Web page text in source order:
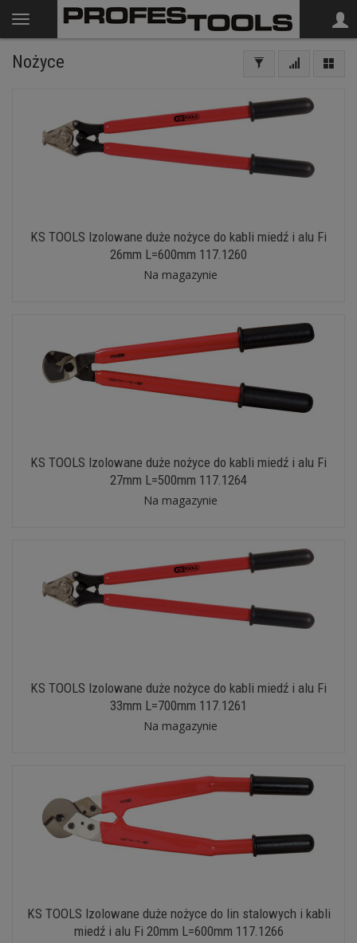
Nożyce
KS TOOLS Izolowane duże nożyce do kabli miedź i alu Fi
26mm L=600mm 117.1260
Na magazynie
KS TOOLS Izolowane duże nożyce do kabli miedź i alu Fi
27mm L=500mm 117.1264
Na magazynie
KS TOOLS Izolowane duże nożyce do kabli miedź i alu Fi
33mm L=700mm 117.1261
Na magazynie
KS TOOLS Izolowane duże nożyce do lin stalowych i kabli
miedź i alu Fi 20mm L=600mm 117.1266